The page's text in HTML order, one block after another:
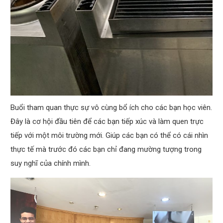
Buổi tham quan thực sự vô cùng bổ ích cho các bạn học viên.
Đây là cơ hội đầu tiên để các bạn tiếp xúc và làm quen trực
tiếp với một môi trường mới. Giúp các bạn có thể có cái nhìn
thực tế mà trước đó các bạn chỉ đang mường tượng trong
suy nghĩ của chính mình.